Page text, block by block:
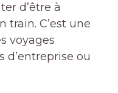
d’être à
train. C’est une
voyages
d’entreprise ou